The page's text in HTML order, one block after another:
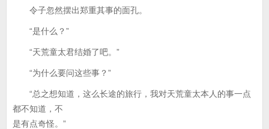
令子忽然摆出郑重其事的面孔。
“是什么？”
“天荒童太君结婚了吧。”
“为什么要问这些事？”
“总之想知道，这么长途的旅行，我对天荒童太本人的事一点
都不知道，不
是有点奇怪。”